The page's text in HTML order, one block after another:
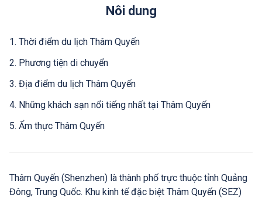
Nôi dung
1. Thời điểm du lịch Thâm Quyến
2. Phương tiện di chuyển
3. Địa điểm du lịch Thâm Quyến
4. Những khách sạn nổi tiếng nhất tại Thâm Quyến
5. Ẩm thực Thâm Quyến
Thâm Quyến (Shenzhen) là thành phố trực thuộc tỉnh Quảng
Đông, Trung Quốc. Khu kinh tế đặc biệt Thâm Quyến (SEZ)